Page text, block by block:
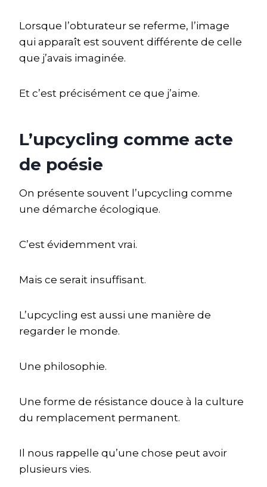
Lorsque l’obturateur se referme, l’image
qui apparaît est souvent différente de celle
que j’avais imaginée.
Et c’est précisément ce que j’aime.
L’upcycling comme acte
de poésie
On présente souvent l’upcycling comme
une démarche écologique.
C’est évidemment vrai.
Mais ce serait insuffisant.
L’upcycling est aussi une manière de
regarder le monde.
Une philosophie.
Une forme de résistance douce à la culture
du remplacement permanent.
Il nous rappelle qu’une chose peut avoir
plusieurs vies.